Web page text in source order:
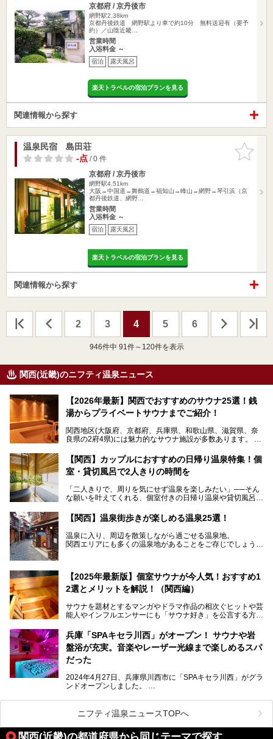
京都府 / 京丹後市
網野駅2.38km
京都丹後鉄道 網野駅より車で約10分 無料送迎有（要予
約）／山陰近畿…
営業時間
入浴料金 ～
宿泊 露天風呂
楽天トラベルの宿泊プランを見る
関連情報から探す
お気に入
りに追加
温泉民宿 島田荘
-点/ 0 件
京都府 / 京丹後市
網野駅4.51km
大阪→中国道→舞鶴道→福知山→峰山→網野→琴引浜（京
都丹後鉄道、網野…
営業時間
入浴料金 ～
宿泊 露天風呂
楽天トラベルの宿泊プランを見る
関連情報から探す
2 3 4 5 6
946件中 91件～120件を表示
関西(近畿)のニフティ温泉ニュース
【2026年最新】関西でおすすめのサウナ25選！銭
湯からプライベートサウナまでご紹介！
関西地区(大阪府、京都府、兵庫県、和歌山県、滋賀県、奈
良県の2府4県)には魅力的なサウナ施設が多数あります。
この記事では、今ホットなサウナ施設を、「本格サウナー向
旅ユーザー向け」などおすすめ別にご紹介します。
ニフティ温泉ならではのお得なクーポンが使える施設や口コ
ミも紹介するので、関西でサウナに行きたい人は参考にして
みてください！
【関西】カップルにおすすめの日帰り温泉特集！個
室・貸切風呂で2人きりの時間を
「二人きりで、周りを気にせず温泉を楽しみたい」──そん
な願いを叶えてくれる、個室付きの日帰り温泉や貸切風呂の
源泉かけ流しや景色を楽しめる貸切露天風呂、お部屋での食
事付きプランなど、デートや記念日、ちょっと特別な休日に
もぴったり。
プライベート空間でゆったりと過ごせる、おすすめの個室・
貸切温泉をチェックしてみてくださいね。
【関西】温泉街歩きが楽しめる温泉25選！
温泉に入り、周辺を散策しながら過ごせる温泉地。
関西エリアにも多くの温泉地があることをご存じでしょう
くれます。
ここでは、関西エリアにある、温泉街歩きも楽しめる温泉地
をご紹介します。
【2025年最新版】個室サウナが今人気！おすすめ1
2選とメリットを解説！（関西編）
サウナを題材とするマンガやドラマ作品の相次ぐヒットや芸
能人やインフルエンサーにも「サウナ好き」を公言する方が
も、サウナや水風呂をPRされる魅力的なお店が日に日に増
加しています。
「第三次サウナブーム」とも呼ばれる昨今、混雑を避けた自
分だけの一人サウナを満喫できるプライベートサウナにも注
目が集まっており、各地に続々とオープンしています。
本記事では関西にも徐々にその輪が広がりつつある個室サウ
ナのメリットと、オススメの施設を12ヶ所ご紹介させてい
ただきます！
兵庫「SPAキセラ川西」がオープン！ サウナや岩
盤浴が充実。音楽やレーザー光線まで楽しめるスパ
だった
2024年4月27日、兵庫県川西市に「SPAキセラ川西」がグラ
ンドオープンしました。
施設です。フィットネスで汗を流し、湯船でさっぱりリフレ
ッシュ。岩盤浴やサウナも「いったい何種類あるの!?」と驚
くほどバラエティに富んでいます。なかには「音楽が鳴り響
き、レーザー光線が飛び交う謎のロウリュ」もあるのです。
さらにアッツアツの「石焼サウナ飯」も絶品。
ニフティ温泉ニュースTOPへ
関西(近畿)の都道府県から同じテーマで探す